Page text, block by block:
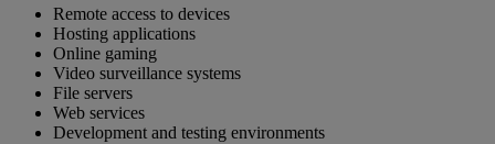
Remote access to devices
Hosting applications
Online gaming
Video surveillance systems
File servers
Web services
Development and testing environments